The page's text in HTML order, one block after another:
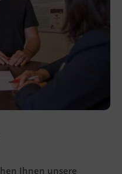
Ihnen unsere